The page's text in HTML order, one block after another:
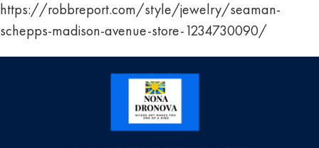
https://robbreport.com/style/jewelry/seaman-
schepps-madison-avenue-store-1234730090/